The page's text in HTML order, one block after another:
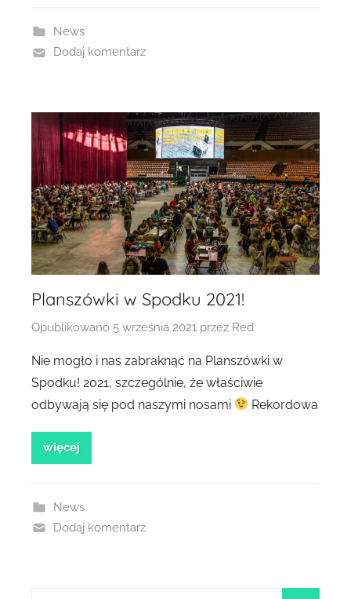
News
Dodaj komentarz
Planszówki w Spodku 2021!
Opublikowano 5 września 2021 przez Red
Nie mogło i nas zabraknąć na Planszówki w
Spodku! 2021, szczególnie, że właściwie
odbywają się pod naszymi nosami
Rekordowa
więcej
News
Dodaj komentarz